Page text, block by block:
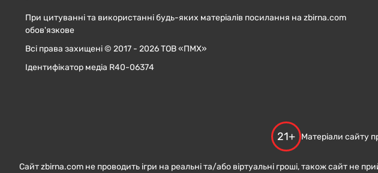
При цитуванні та використанні будь-яких матеріалів посилання на zbirna.com
обов'язкове
Всі права захищені © 2017 - 2026 ТОВ «ПМХ»
Ідентифікатор медіа R40-06374
21+ Матеріали сайту
Сайт zbirna.com не проводить ігри на реальні та/або віртуальні гроші, також сайт не